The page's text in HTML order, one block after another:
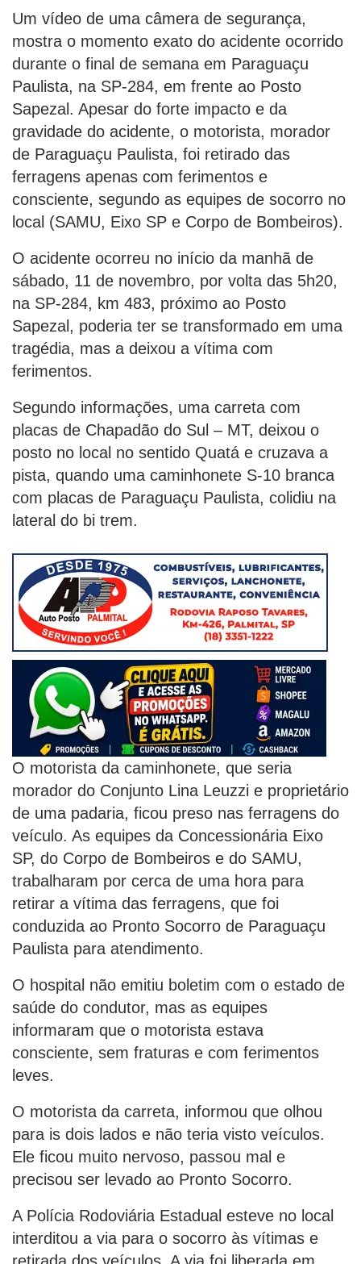
Um vídeo de uma câmera de segurança,
mostra o momento exato do acidente ocorrido
durante o final de semana em Paraguaçu
Paulista, na SP-284, em frente ao Posto
Sapezal. Apesar do forte impacto e da
gravidade do acidente, o motorista, morador
de Paraguaçu Paulista, foi retirado das
ferragens apenas com ferimentos e
consciente, segundo as equipes de socorro no
local (SAMU, Eixo SP e Corpo de Bombeiros).
O acidente ocorreu no início da manhã de
sábado, 11 de novembro, por volta das 5h20,
na SP-284, km 483, próximo ao Posto
Sapezal, poderia ter se transformado em uma
tragédia, mas a deixou a vítima com
ferimentos.
Segundo informações, uma carreta com
placas de Chapadão do Sul – MT, deixou o
posto no local no sentido Quatá e cruzava a
pista, quando uma caminhonete S-10 branca
com placas de Paraguaçu Paulista, colidiu na
lateral do bi trem.
O motorista da caminhonete, que seria
morador do Conjunto Lina Leuzzi e proprietário
de uma padaria, ficou preso nas ferragens do
veículo. As equipes da Concessionária Eixo
SP, do Corpo de Bombeiros e do SAMU,
trabalharam por cerca de uma hora para
retirar a vítima das ferragens, que foi
conduzida ao Pronto Socorro de Paraguaçu
Paulista para atendimento.
O hospital não emitiu boletim com o estado de
saúde do condutor, mas as equipes
informaram que o motorista estava
consciente, sem fraturas e com ferimentos
leves.
O motorista da carreta, informou que olhou
para is dois lados e não teria visto veículos.
Ele ficou muito nervoso, passou mal e
precisou ser levado ao Pronto Socorro.
A Polícia Rodoviária Estadual esteve no local
interditou a via para o socorro às vítimas e
retirada dos veículos. A via foi liberada em